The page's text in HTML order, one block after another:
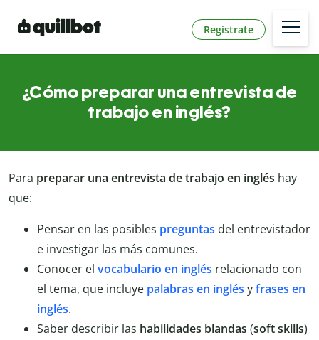
Regístrate
¿Cómo preparar una entrevista de
trabajo en inglés?
Para preparar una entrevista de trabajo en inglés hay
que:
Pensar en las posibles preguntas del entrevistador
e investigar las más comunes.
Conocer el vocabulario en inglés relacionado con
el tema, que incluye palabras en inglés yfrases en
inglés.
Saber describir las habilidades blandas (soft skills)